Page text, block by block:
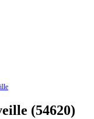
(54620)